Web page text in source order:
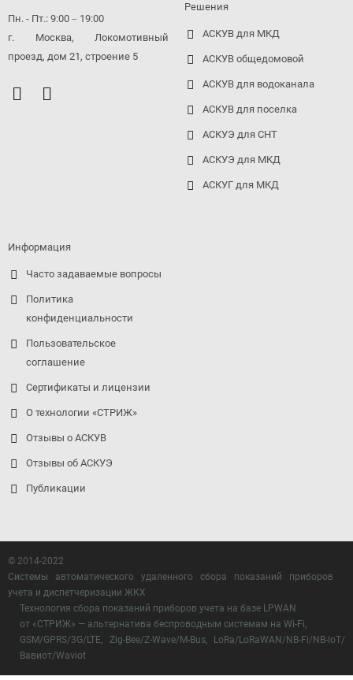
Пн. - Пт.: 9:00 ‒ 19:00
г. Москва, Локомотивный
проезд, дом 21, строение 5
Решения
АСКУВ для МКД
АСКУВ общедомовой
АСКУВ для водоканала
АСКУВ для поселка
АСКУЭ для СНТ
АСКУЭ для МКД
АСКУГ для МКД
Информация
Часто задаваемые вопросы
Политика
конфиденциальности
Пользовательское
соглашение
Сертификаты и лицензии
О технологии «СТРИЖ»
Отзывы о АСКУВ
Отзывы об АСКУЭ
Публикации
© 2014-2022
Системы автоматического удаленного сбора показаний приборов
учета и диспетчеризации ЖКХ
Технология сбора показаний приборов учета на базе LPWAN
от «СТРИЖ» — альтернатива беспроводным системам на Wi-Fi,
GSM/GPRS/3G/LTE, Zig-Bee/Z-Wave/M-Bus, LoRa/LoRaWAN/NB-Fi/NB-IoT/
Вавиот/Waviot